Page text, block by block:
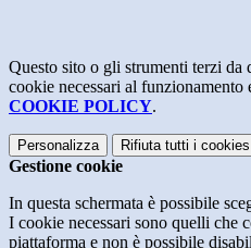
Questo sito o gli strumenti terzi
cookie necessari al
COOKIE POLICY.
Personalizza Rifiuta tutti i cookies
Gestione cookie
In questa schermata è possibile
I cookie necessari sono quelli che
piattaforma e non è possibile